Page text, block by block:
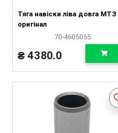
Тяга навіски ліва довга МТЗ
оригінал
70-4605055
₴ 4380.0